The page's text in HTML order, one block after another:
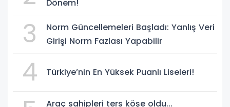
Dönem!
3
Norm Güncellemeleri Başladı: Yanlış Veri
Girişi Norm Fazlası Yapabilir
4 Türkiye’nin En Yüksek Puanlı Liseleri!
Araç sahipleri ters köşe oldu...